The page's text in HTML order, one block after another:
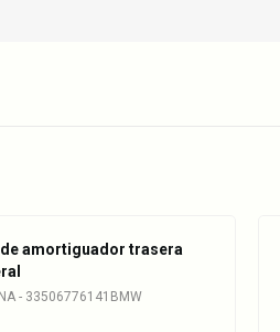
amortiguador trasera
- 33506776141BMW